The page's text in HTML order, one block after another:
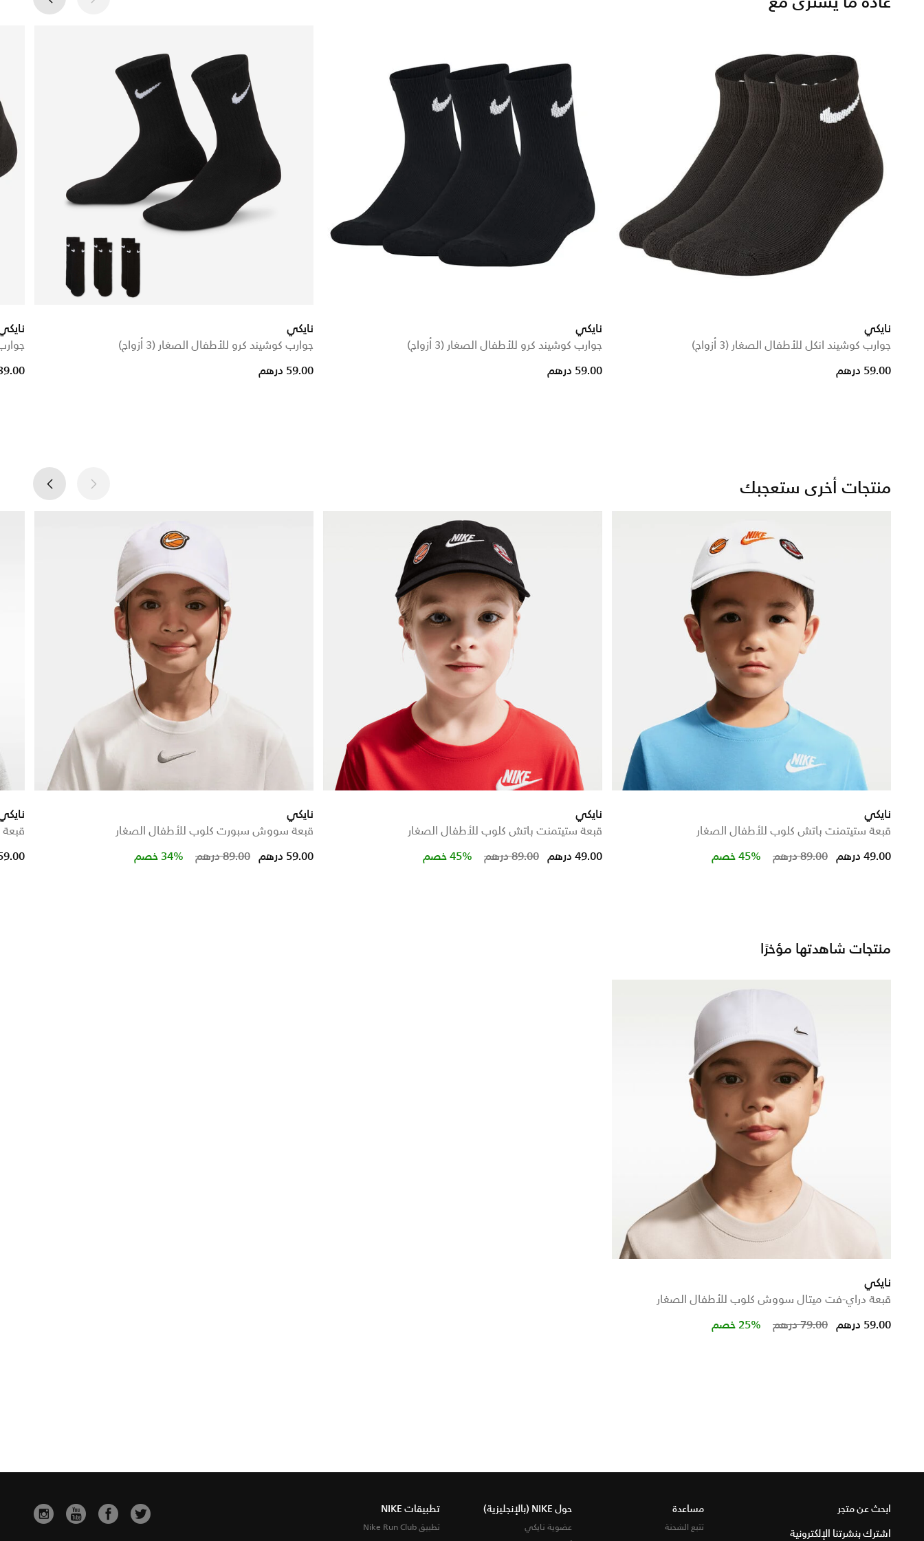
نايكي
جوارب كوشيند انكل للأطفال الصغار (3 أزواج)
59.00 درهم
نايكي
جوارب كوشيند كرو للأطفال الصغار (3 أزواج)
59.00 درهم
نايكي
جوارب كوشيند كرو للأطفال الصغار (3 أزواج)
59.00 درهم
from
39.00
منتجات أخرى ستعجبك
نايكي
قبعة ستيتمنت باتش كلوب للأطفال الصغار
Price reduced from89.00 درهم to 49.00 درهم 45% خصم
نايكي
قبعة ستيتمنت باتش كلوب للأطفال الصغار
Price reduced from89.00 درهم to 49.00 درهم 45% خصم
نايكي
قبعة سووش سبورت كلوب للأطفال الصغار
Price reduced from
89.00 درهم to 59.00 درهم 34% خصم
from
59.00
منتجات شاهدتها مؤخرًا
نايكي
قبعة دراي-فت ميتال سووش كلوب للأطفال الصغار
Price reduced from
79.00 درهم
to 59.00 درهم 25% خصم
ابحث عن متجر
اشترك بنشرتنا الإلكترونية
مساعدة
تتبع الشحنة
حول NIKE (بالإنجليزية)
عضوية نايكي
تطبيقات NIKE
تطبيق Nike Run Club